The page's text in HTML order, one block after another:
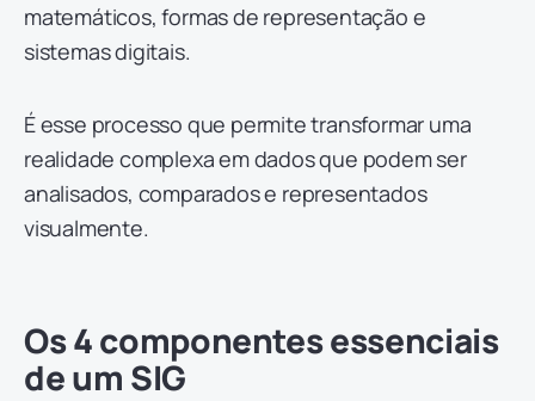
matemáticos, formas de representação e
sistemas digitais.
É esse processo que permite transformar uma
realidade complexa em dados que podem ser
analisados, comparados e representados
visualmente.
Os 4 componentes essenciais
de um SIG